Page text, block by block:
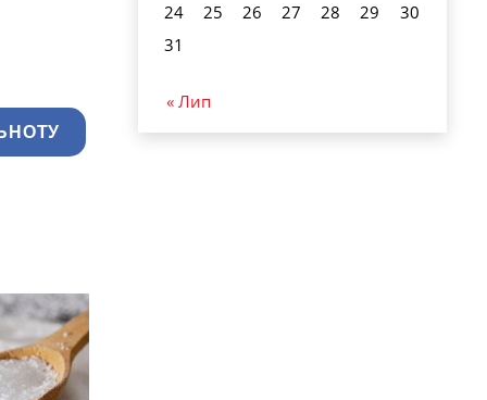
24
25 26 27 28 29
30
31
« Лип